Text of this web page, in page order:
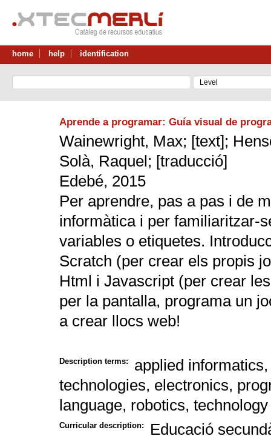
home help identification
Aprende a programar: Guía visual de
Wainewright, Max; [text];
Solà, Raquel; [traducció]
Edebé, 2015
Per aprendre, pas a pas i de
informàtica i per familiaritzar-
variables o etiquetes.
Scratch (per crear els propis
Html i Javascript (per crear
per la pantalla, programa un
a crear llocs web!
Description terms:
applied
technologies, electronics,
language, robotics, technology
Curricular description:
Educació